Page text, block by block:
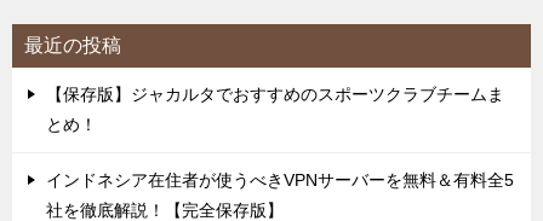
最近の投稿
【保存版】ジャカルタでおすすめのスポーツクラブチームま
とめ！
インドネシア在住者が使うべきVPNサーバーを無料＆有料全5
社を徹底解説！【完全保存版】